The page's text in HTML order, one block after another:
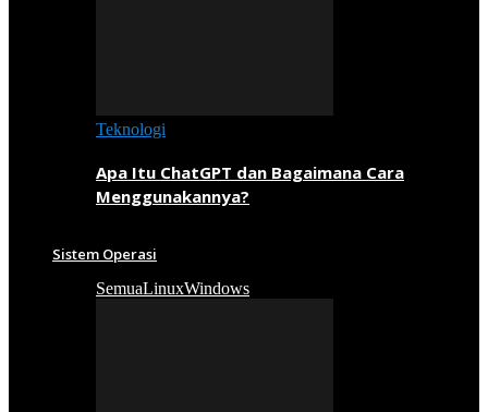
Teknologi
Apa Itu ChatGPT dan Bagaimana Cara
Menggunakannya?
Sistem Operasi
SemuaLinuxWindows